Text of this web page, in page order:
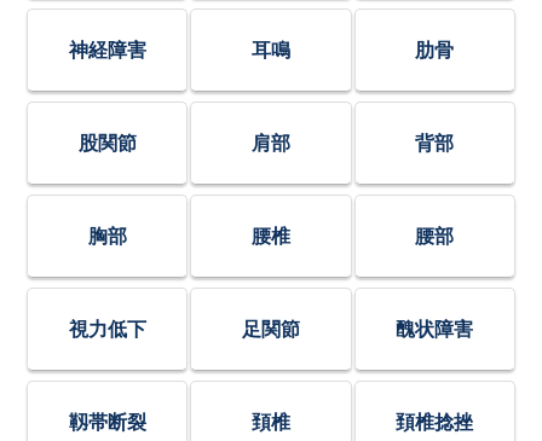
神経障害 耳鳴 肋骨
股関節 肩部 背部
胸部 腰椎 腰部
視力低下 足関節 醜状障害
靱帯断裂 頚椎 頚椎捻挫